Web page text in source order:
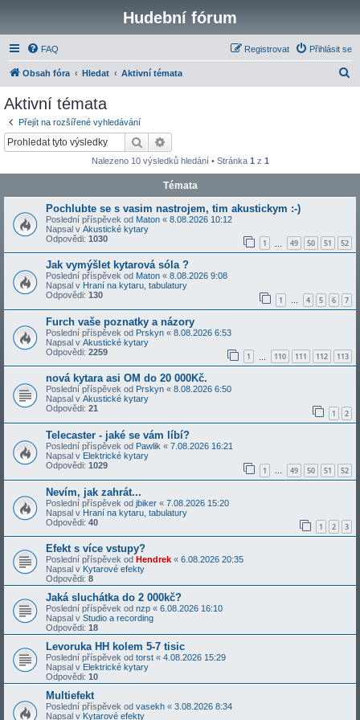
Hudební fórum
FAQ Přihlásit se
Registrovat
Obsah fóra Hledat Aktivní témata
Aktivní témata
Přejít na rozšířené vyhledávání
Hledat
Nalezeno 10 výsledků hledání • Stránka 1 z 1
Témata
Pochlubte se s vasim nastrojem, tim akustickym :-)
Poslední příspěvek od Maton « 8.08.2026 10:12
Napsal v Akustické kytary
Odpovědi: 1030 1 49 50 51 52
Jak vymýšlet kytarová sóla ?
Poslední příspěvek od Maton « 8.08.2026 9:08
Napsal v Hraní na kytaru, tabulatury
Odpovědi: 130 1 … 4 5 6 7
Furch vaše poznatky a názory
Poslední příspěvek od Prskyn « 8.08.2026 6:53
Napsal v Akustické kytary
Odpovědi: 2259 1 110 111 112 113
nová kytara asi OM do 20 000Kč.
Poslední příspěvek od Prskyn « 8.08.2026 6:50
Napsal v Akustické kytary
Odpovědi: 21 1 2
Telecaster - jaké se vám líbí?
Poslední příspěvek od Pawlik « 7.08.2026 16:21
Napsal v Elektrické kytary
Odpovědi: 1029 1 … 49 50 51 52
Nevím, jak zahrát...
Poslední příspěvek od jbiker « 7.08.2026 15:20
Napsal v Hraní na kytaru, tabulatury
Odpovědi: 40 1 2 3
Efekt s více vstupy?
Poslední příspěvek od Hendrek « 6.08.2026 20:35
Napsal v Kytarové efekty
Odpovědi: 8
Jaká sluchátka do 2 000kč?
Poslední příspěvek od nzp « 6.08.2026 16:10
Napsal v Studio a recording
Odpovědi: 18
Levoruka HH kolem 5-7 tisic
Poslední příspěvek od torst « 4.08.2026 15:29
Napsal v Elektrické kytary
Odpovědi: 10
Multiefekt
Poslední příspěvek od vasekh « 3.08.2026 8:34
Napsal v Kytarové efekty